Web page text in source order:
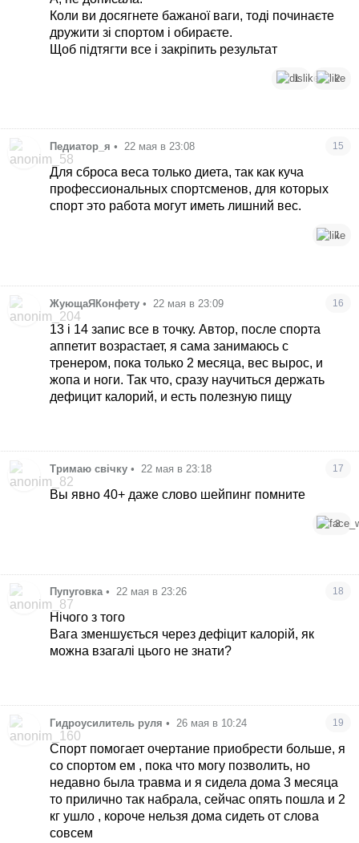
Коли ви досягнете бажаної ваги, тоді починаєте
дружити зі спортом і обираєте.
Щоб підтягти все і закріпить результат
1 2
Педиатор_я • 22 мая в 23:08 15
Для сброса веса только диета, так как куча
профессиональных спортсменов, для которых
спорт это работа могут иметь лишний вес.
1
ЖующаЯКонфету • 22 мая в 23:09 16
13 і 14 запис все в точку. Автор, после спорта
аппетит возрастает, я сама занимаюсь с
тренером, пока только 2 месяца, вес вырос, и
жопа и ноги. Так что, сразу научиться держать
дефицит калорий, и есть полезную пищу
Тримаю свічку • 22 мая в 23:18 17
Вы явно 40+ даже слово шейпинг помните
3
Пупуговка • 22 мая в 23:26 18
Нічого з того
Вага зменшується через дефіцит калорій, як
можна взагалі цього не знати?
Гидроусилитель руля • 26 мая в 10:24 19
Спорт помогает очертание приобрести больше, я
со спортом ем , пока что могу позволить, но
недавно была травма и я сидела дома 3 месяца
то прилично так набрала, сейчас опять пошла и 2
кг ушло , короче нельзя дома сидеть от слова
совсем